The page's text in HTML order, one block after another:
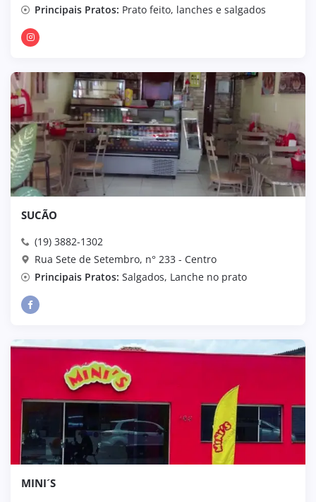
Principais Pratos: Prato feito, lanches e salgados
SUCÃO
(19) 3882-1302
Rua Sete de Setembro, n° 233 - Centro
Principais Pratos: Salgados, Lanche no prato
MINI´S